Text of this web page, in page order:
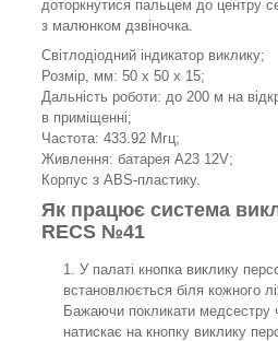
доторкнутися пальцем до центру
з малюнком дзвіночка.
Світлодіодний індикатор виклику;
Розмір, мм: 50 х 50 х 15;
Дальність роботи: до 200 м на
в приміщенні;
Частота: 433.92 Мгц;
Живлення: батарея А23 12V;
Корпус з ABS-пластику.
Як працює система
RECS №41
У палаті кнопка виклику
встановлюється біля кожного
Бажаючи покликати медсестру
натискає на кнопку виклику